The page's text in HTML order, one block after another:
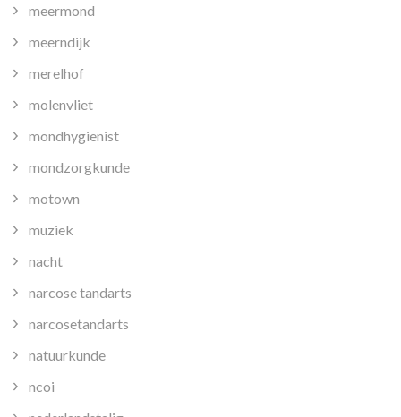
meermond
meerndijk
merelhof
molenvliet
mondhygienist
mondzorgkunde
motown
muziek
nacht
narcose tandarts
narcosetandarts
natuurkunde
ncoi